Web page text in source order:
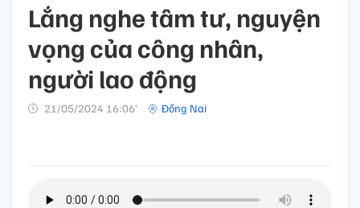
Lắng nghe tâm tư, nguyện
vọng của công nhân,
người lao động
21/05/2024 16:06’ Đồng Nai